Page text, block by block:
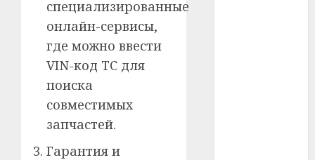
специализированные
онлайн-сервисы,
где можно ввести
VIN-код ТС для
поиска
совместимых
запчастей.
Гарантия и